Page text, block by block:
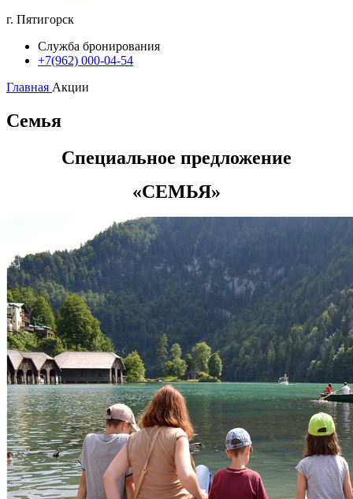
г. Пятигорск
Служба бронирования
+7(962) 000-04-54
Главная Акции
Семья
Специальное предложение
«СЕМЬЯ»